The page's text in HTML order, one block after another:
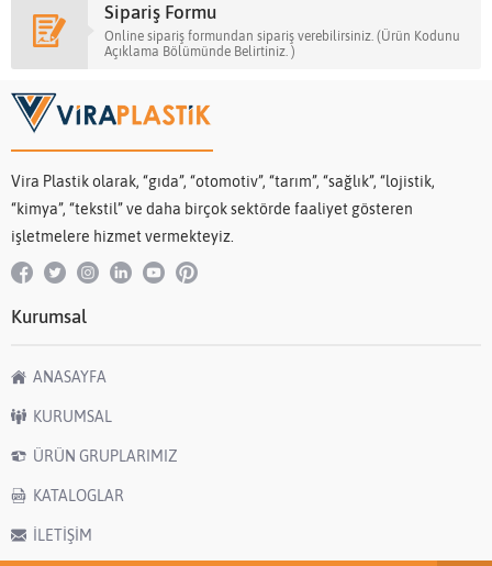
Sipariş Formu
Online sipariş formundan sipariş verebilirsiniz. (Ürün Kodunu
Açıklama Bölümünde Belirtiniz. )
Vira Plastik olarak, “gıda”, “otomotiv”, “tarım”, “sağlık”, “lojistik,
“kimya”, “tekstil” ve daha birçok sektörde faaliyet gösteren
işletmelere hizmet vermekteyiz.
Kurumsal
ANASAYFA
KURUMSAL
ÜRÜN GRUPLARIMIZ
KATALOGLAR
İLETİŞİM